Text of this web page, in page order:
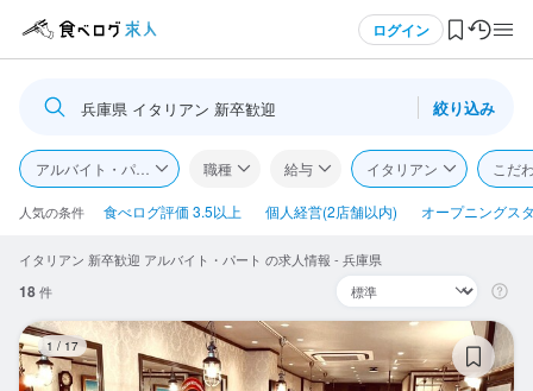
ログイン
ログイン・無料会員登録
食べログ求人TOP
求人検索
閲覧履歴
兵庫県 イタリアン 新卒歓迎 絞り込み
アルバイト・パート 職種 給与 イタリアン こだ
人気の条件 食べログ評価 3.5以上 個人経営(2店舗以内) オープニングス
イタリアン 新卒歓迎 アルバイト・パート の求人情報 - 兵庫県
18件
1 / 17